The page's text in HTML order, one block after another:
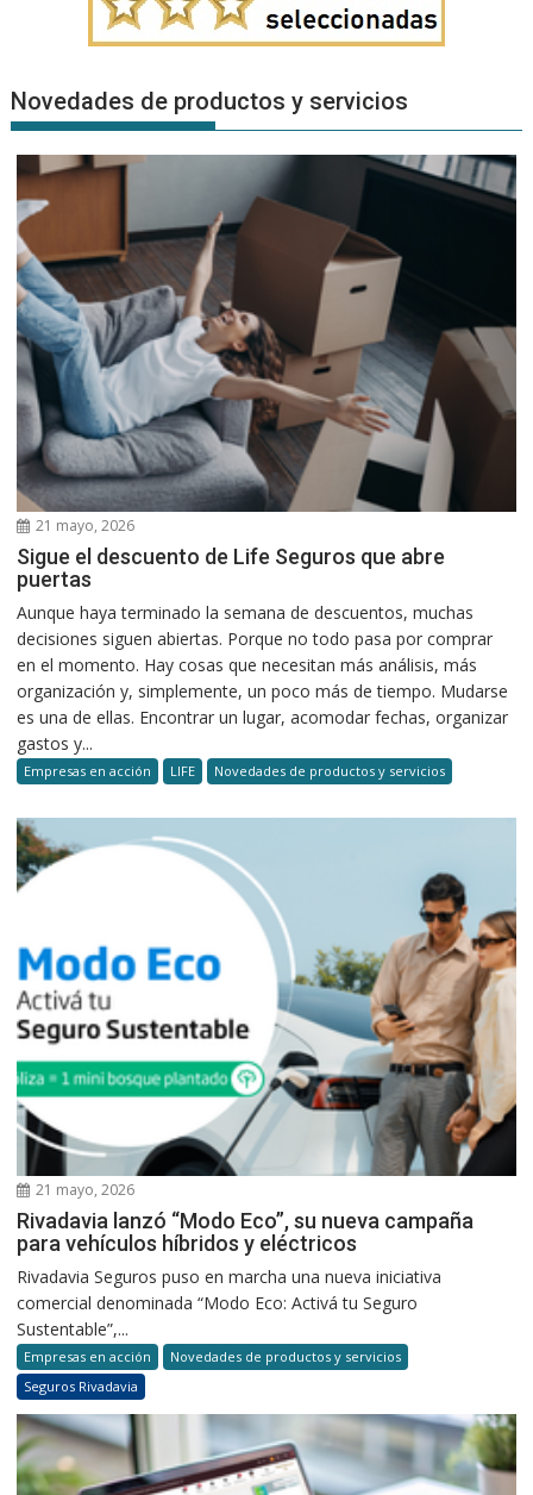
Novedades de productos y servicios
21 mayo, 2026
Sigue el descuento de Life Seguros que abre
puertas
Aunque haya terminado la semana de descuentos, muchas
decisiones siguen abiertas. Porque no todo pasa por comprar
en el momento. Hay cosas que necesitan más análisis, más
organización y, simplemente, un poco más de tiempo. Mudarse
es una de ellas. Encontrar un lugar, acomodar fechas, organizar
gastos y...
Empresas en acción LIFE Novedades de productos y servicios
21 mayo, 2026
Rivadavia lanzó “Modo Eco”, su nueva campaña
para vehículos híbridos y eléctricos
Rivadavia Seguros puso en marcha una nueva iniciativa
comercial denominada “Modo Eco: Activá tu Seguro
Sustentable”,...
Empresas en acción
Novedades de productos y servicios
Seguros Rivadavia